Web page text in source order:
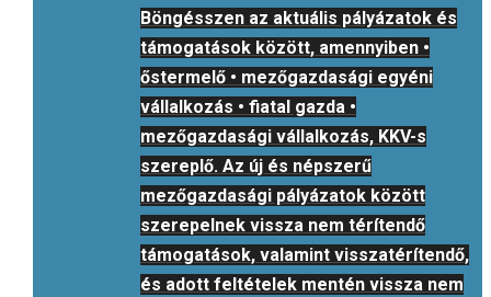
Böngésszen az aktuális pályázatok és
támogatások között, amennyiben •
őstermelő • mezőgazdasági egyéni
vállalkozás • fiatal gazda •
mezőgazdasági vállalkozás, KKV-s
szereplő. Az új és népszerű
mezőgazdasági pályázatok között
szerepelnek vissza nem térítendő
támogatások, valamint visszatérítendő,
és adott feltételek mentén vissza nem